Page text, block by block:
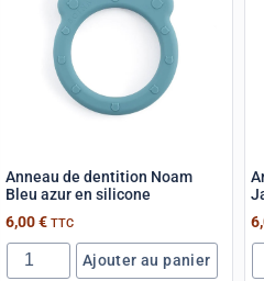
Anneau de dentition Noam
Bleu azur en silicone
6,00€ TTC
Ajouter au panier